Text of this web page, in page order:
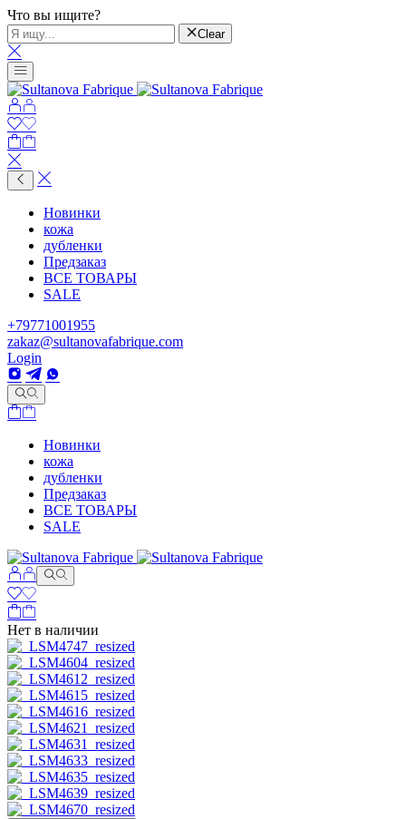
Что вы ищите?
Clear
Новинки
кожа
дубленки
Предзаказ
ВСЕ ТОВАРЫ
SALE
+79771001955
zakaz@sultanovafabrique.com
Login
Новинки
кожа
дубленки
Предзаказ
ВСЕ ТОВАРЫ
SALE
Нет в наличии